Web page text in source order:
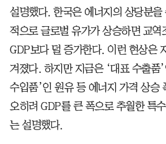
설명했다. 한국은 에너지의 상당분을
적으로 글로벌 유가가 상승하면 교역
GDP보다 덜 증가한다. 이런 현상은
겨졌다. 하지만 지금은 ‘대표 수출품
수입품’인 원유 등 에너지 가격 상승
오히려 GDP를 큰 폭으로 추월한 특
는 설명했다.